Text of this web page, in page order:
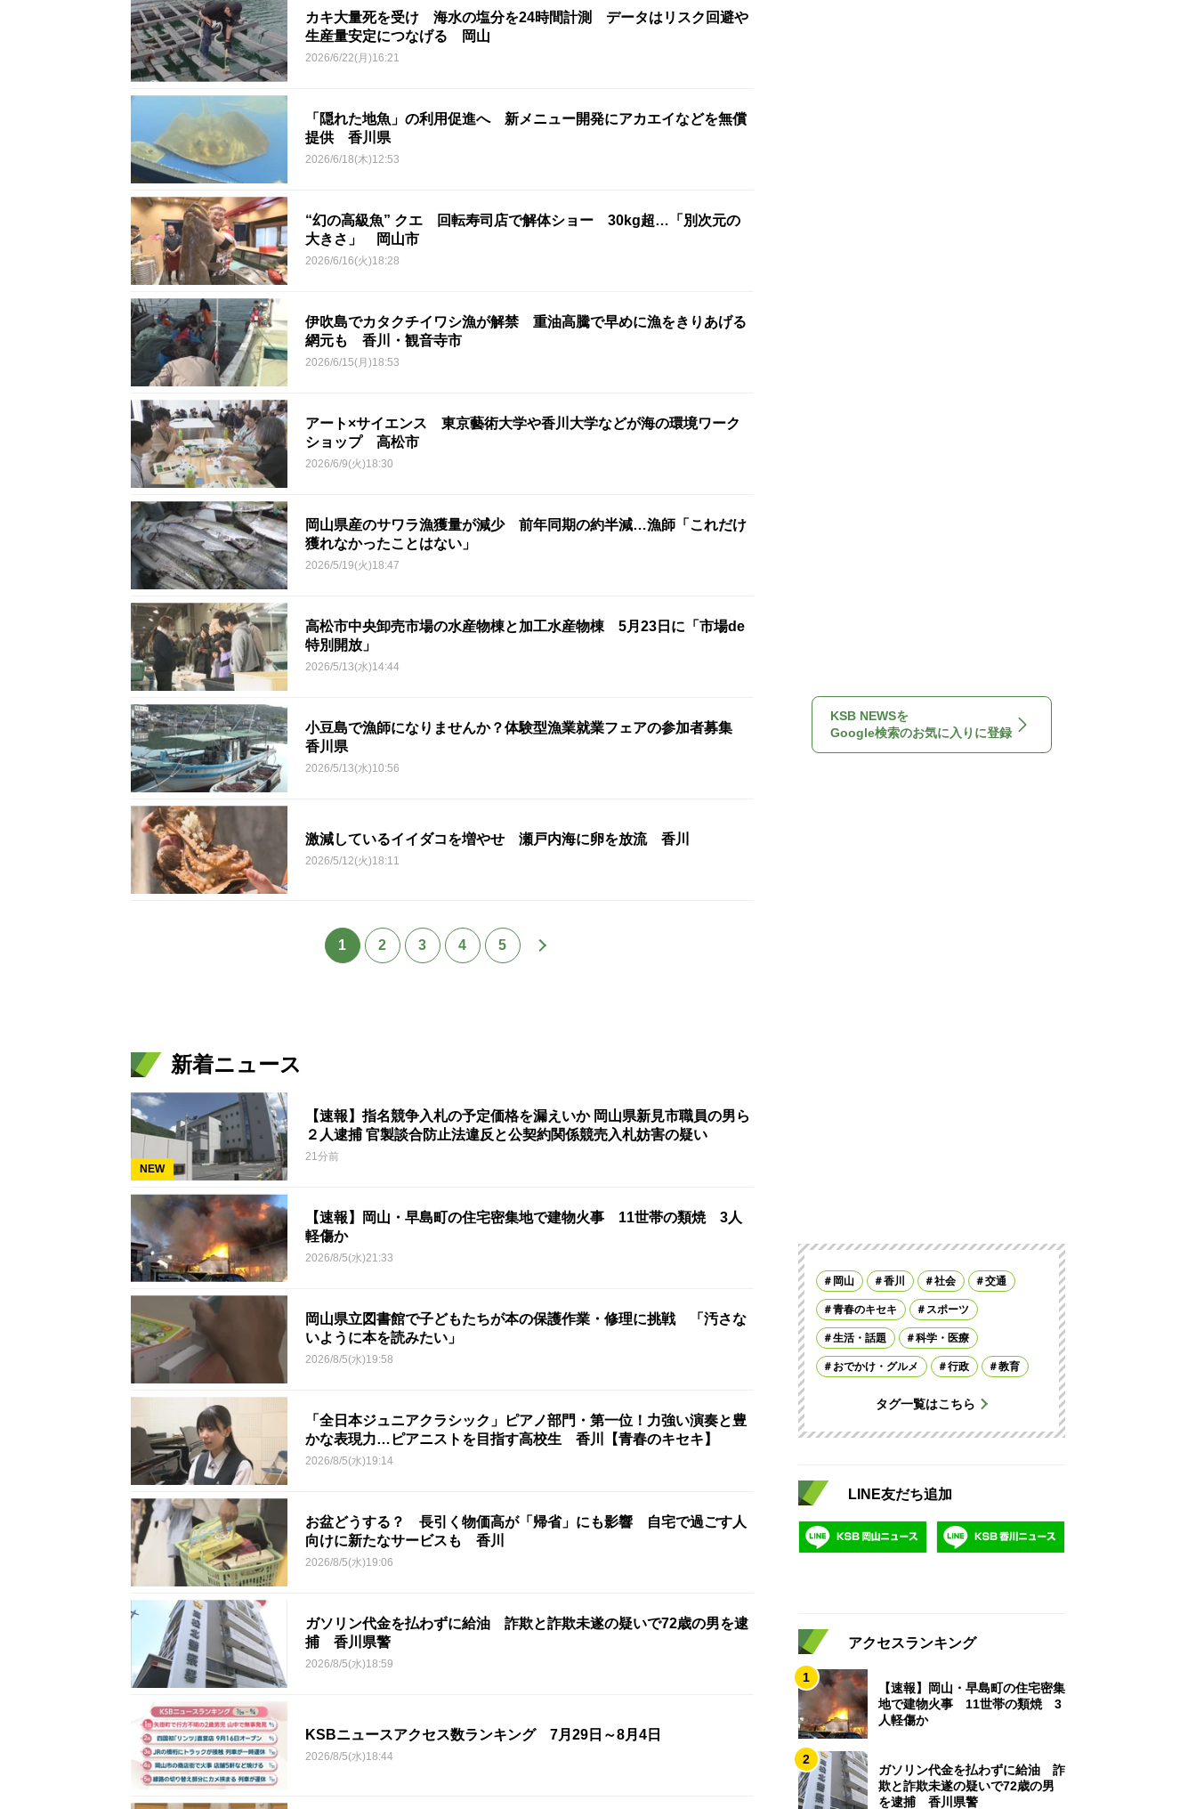
カキ大量死を受け 海水の塩分を24時間計測 データはリスク回避や
生産量安定につなげる 岡山
2026/6/22(月)16:21
「隠れた地魚」の利用促進へ 新メニュー開発にアカエイなどを無償
提供 香川県
2026/6/18(木)12:53
“幻の高級魚” クエ 回転寿司店で解体ショー 30kg超…「別次元の
大きさ」 岡山市
2026/6/16(火)18:28
伊吹島でカタクチイワシ漁が解禁 重油高騰で早めに漁をきりあげる
網元も 香川・観音寺市
2026/6/15(月)18:53
アート×サイエンス 東京藝術大学や香川大学などが海の環境ワーク
ショップ 高松市
2026/6/9(火)18:30
岡山県産のサワラ漁獲量が減少 前年同期の約半減…漁師「これだけ
獲れなかったことはない」
2026/5/19(火)18:47
高松市中央卸売市場の水産物棟と加工水産物棟 5月23日に「市場de
特別開放」
2026/5/13(水)14:44
小豆島で漁師になりませんか？体験型漁業就業フェアの参加者募集
香川県
2026/5/13(水)10:56
激減しているイイダコを増やせ 瀬戸内海に卵を放流 香川
2026/5/12(火)18:11
1 2 3 4 5
新着ニュース
NEW
【速報】指名競争入札の予定価格を漏えいか 岡山県新見市職員の男ら
２人逮捕 官製談合防止法違反と公契約関係競売入札妨害の疑い
21分前
【速報】岡山・早島町の住宅密集地で建物火事 11世帯の類焼 3人
軽傷か
2026/8/5(水)21:33
岡山県立図書館で子どもたちが本の保護作業・修理に挑戦 「汚さな
いように本を読みたい」
2026/8/5(水)19:58
「全日本ジュニアクラシック」ピアノ部門・第一位！力強い演奏と豊
かな表現力…ピアニストを目指す高校生 香川【青春のキセキ】
2026/8/5(水)19:14
お盆どうする？ 長引く物価高が「帰省」にも影響 自宅で過ごす人
向けに新たなサービスも 香川
2026/8/5(水)19:06
ガソリン代金を払わずに給油 詐欺と詐欺未遂の疑いで72歳の男を逮
捕 香川県警
2026/8/5(水)18:59
KSBニュースアクセス数ランキング 7月29日～8月4日
2026/8/5(水)18:44
KSB NEWSを
Google検索のお気に入りに登録
岡山 香川 社会 交通
青春のキセキ スポーツ
生活・話題 科学・医療
おでかけ・グルメ 行政 教育
タグ一覧はこちら
LINE友だち追加
アクセスランキング
1
【速報】岡山・早島町の住宅密集
地で建物火事 11世帯の類焼 3
人軽傷か
2
ガソリン代金を払わずに給油 詐
欺と詐欺未遂の疑いで72歳の男
を逮捕 香川県警